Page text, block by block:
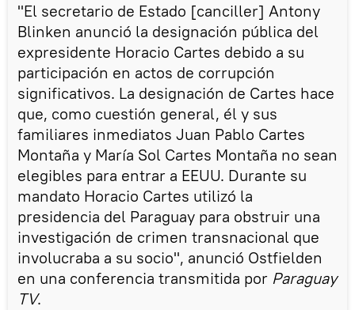
"El secretario de Estado [canciller] Antony
Blinken anunció la designación pública del
expresidente Horacio Cartes debido a su
participación en actos de corrupción
significativos. La designación de Cartes hace
que, como cuestión general, él y sus
familiares inmediatos Juan Pablo Cartes
Montaña y María Sol Cartes Montaña no sean
elegibles para entrar a EEUU. Durante su
mandato Horacio Cartes utilizó la
presidencia del Paraguay para obstruir una
investigación de crimen transnacional que
involucraba a su socio", anunció Ostfielden
en una conferencia transmitida por Paraguay
TV.